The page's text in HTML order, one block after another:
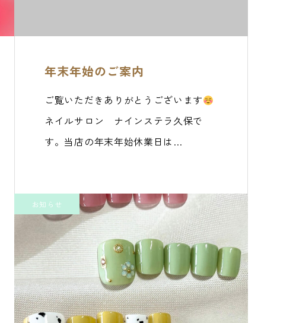
年末年始のご案内
ご覧いただきありがとうございます
ネイルサロン ナインステラ久保で
す。当店の年末年始休業日は…
お知らせ